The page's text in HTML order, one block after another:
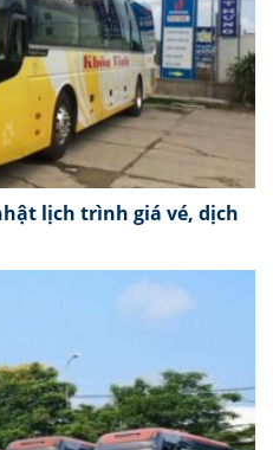
lịch trình giá vé, dịch